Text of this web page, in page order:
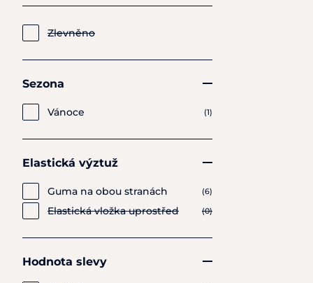
Zlevněno
Sezona
Vánoce (1)
Elastická výztuž
Guma na obou stranách (6)
Elastická vložka uprostřed (0)
Hodnota slevy